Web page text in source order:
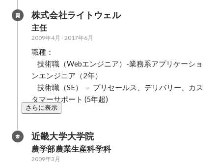
株式会社ライトウェル
主任
2009年4月 -2017年6月
職種：
ンエンジニア（2年）
タマーサポート (5年超)
さらに表示
近畿大学大学院
農学部農業生産科学科
2009年3月